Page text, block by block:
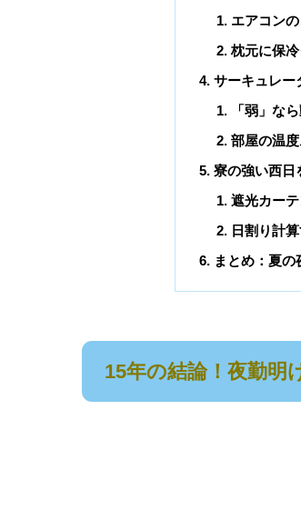
エアコン
枕元に保
サーキュレー
「弱」な
部屋の温
寮の強い西日
遮光カー
日割り計
まとめ：夏
15年の結論！夜勤明